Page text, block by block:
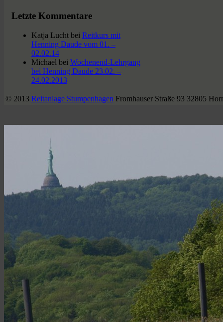
Letzte Kommentare
Katja Lucht bei Reitkurs mit
Henning Daude vom 01. –
02.02.14
Michael bei Wochenend-Lehrgang
bei Henning Daude 23.02. –
24.02.2013
© 2013 Reitanlage Stumpenhagen Fromhauser Straße 93 32805